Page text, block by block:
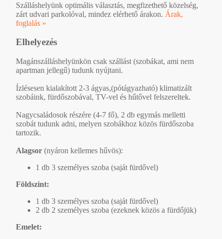
Szálláshelyünk optimális választás, megfizethető közelség,
zárt udvari parkolóval, mindez elérhető árakon. Árak,
foglalás »
Elhelyezés
Magánszálláshelyünkön csak szállást (szobákat, ami nem
apartman jellegű) tudunk nyújtani.
Ízlésesen kialakított 2-3 ágyas,(pótágyazható) klimatizált
szobáink, fürdőszobával, TV-vel és hűtővel felszereltek.
Nagycsaládosok részére (4-7 fő), 2 db egymás melletti
szobát tudunk adni, melyen szobákhoz közös fürdőszoba
tartozik.
Alagsor (nyáron kellemes hűvös):
1 db 3 személyes szoba (saját fürdővel)
Földszint:
1 db 3 személyes szoba (saját fürdővel)
2 db 2 személyes szoba (ezeknek közös a fürdőjük)
Emelet: